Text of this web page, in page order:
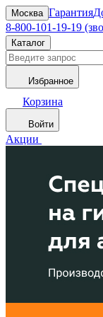
Москва Гарантия
8-800-101-19-19
Каталог
Избранное
Корзина
Войти
Акции